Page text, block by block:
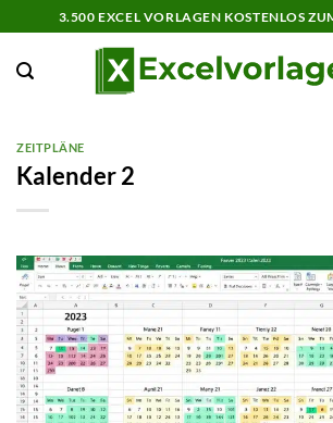
Inhalt
springen
3.500 EXCEL VORLAGEN KOSTENLOS
ZEITPLÄNE
Kalender 2